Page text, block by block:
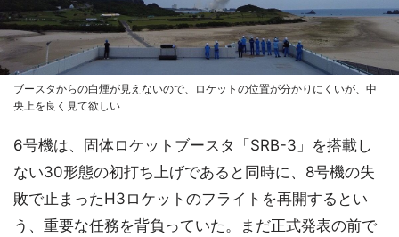
ブースタからの白煙が見えないので、ロケットの位置が分かりにくいが、中
央上を良く見て欲しい
6号機は、固体ロケットブースタ「SRB-3」を搭載し
ない30形態の初打ち上げであると同時に、8号機の失
敗で止まったH3ロケットのフライトを再開するとい
う、重要な任務を背負っていた。まだ正式発表の前で